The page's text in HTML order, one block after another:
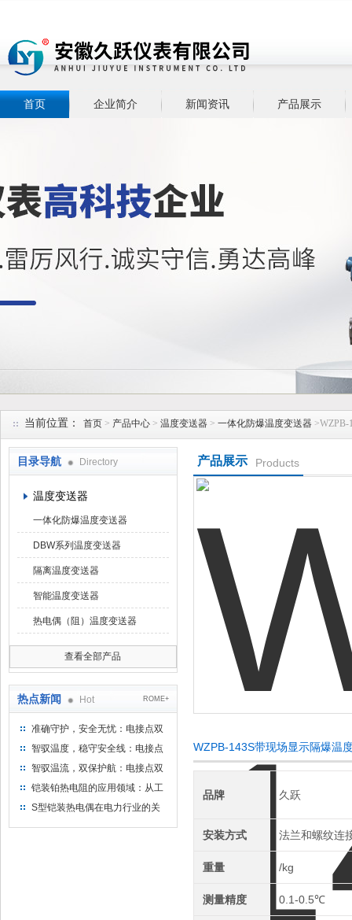
安徽久跃仪表有限公司
首页 企业简介 新闻资讯 产品展示
当前位置： 首页 > 产品中心 > 温度变送器 > 一体化防爆温度变送器 >WZPB-
目录导航 Directory
温度变送器
一体化防爆温度变送器
DBW系列温度变送器
隔离温度变送器
智能温度变送器
热电偶（阻）温度变送器
查看全部产品
热点新闻 Hot ROME+
准确守护，安全无忧：电接点双
金属温度计——测温新选择
智驭温度，稳守安全线：电接点
双金属温度计的创新守护
智驭温流，双保护航：电接点双
金属温度计在工业领域的革新应
铠装铂热电阻的应用领域：从工
业到科研，无所不在的温度测量
S型铠装热电偶在电力行业的关
产品展示 Products
WZPB-143S带现场显示隔爆温
品牌 久跃
安装方式 法兰和螺纹连
重量 /kg
测量精度 0.1-0.5℃